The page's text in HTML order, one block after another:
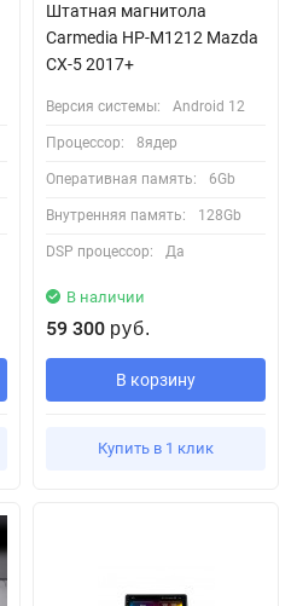
Штатная магнитола
Carmedia HP-M1212 Mazda
CX-5 2017+
Версия системы: Android 12
Процессор: 8ядер
Оперативная память: 6Gb
Внутренняя память: 128Gb
DSP процессор: Да
В наличии
59 300 руб.
В корзину
Купить в 1 клик